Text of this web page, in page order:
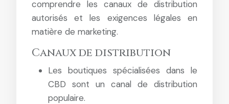
comprendre les canaux de distribution
autorisés et les exigences légales en
matière de marketing.
Canaux de distribution
Les boutiques spécialisées dans le
CBD sont un canal de distribution
populaire.